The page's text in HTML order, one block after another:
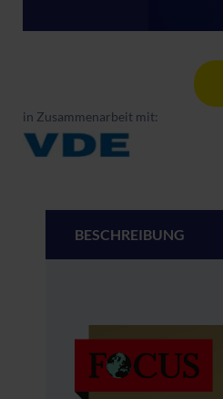
in Zusammenarbeit mit:
BESCHREIBUNG